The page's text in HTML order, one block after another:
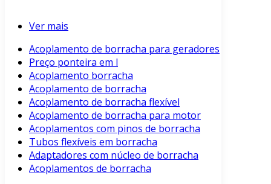
Ver mais
Acoplamento de borracha para geradores
Preço ponteira em l
Acoplamento borracha
Acoplamento de borracha
Acoplamento de borracha flexível
Acoplamento de borracha para motor
Acoplamentos com pinos de borracha
Tubos flexíveis em borracha
Adaptadores com núcleo de borracha
Acoplamentos de borracha